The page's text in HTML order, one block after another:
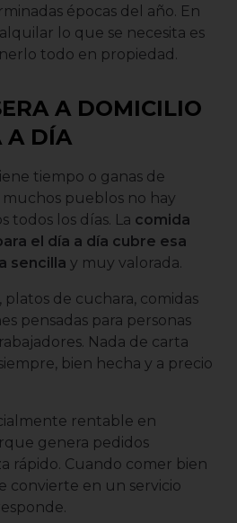
épocas del año. En
lo que se necesita es
todo en propiedad.
A DOMICILIO
A DÍA
tiempo o ganas de
muchos pueblos no hay
todos los días. La comida
el día a día cubre esa
sencilla y muy valorada.
platos de cuchara, comidas
pensadas para personas
Nada de carta
bien hecha y a precio
rentable en
genera pedidos
rápido. Cuando comer bien
convierte en un servicio